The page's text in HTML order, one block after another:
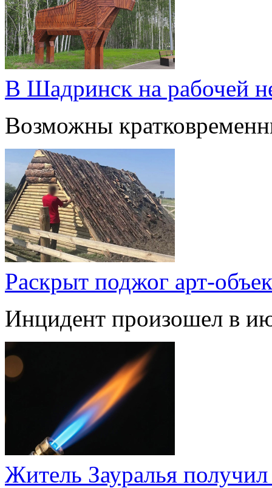
В Шадринск на рабочей
Возможны
Раскрыт поджог арт-
Инцидент произошел в
Житель Зауралья